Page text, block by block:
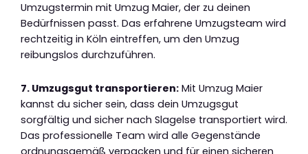
Umzugstermin mit Umzug Maier, der zu deinen
Bedürfnissen passt. Das erfahrene Umzugsteam wird
rechtzeitig in Köln eintreffen, um den Umzug
reibungslos durchzuführen.
7. Umzugsgut transportieren: Mit Umzug Maier
kannst du sicher sein, dass dein Umzugsgut
sorgfältig und sicher nach Slagelse transportiert wird.
Das professionelle Team wird alle Gegenstände
ordnungsgemäß verpacken und für einen sicheren